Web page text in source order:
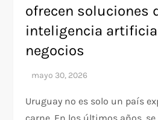
ofrecen soluciones
inteligencia
negocios
Uruguay no es solo un país